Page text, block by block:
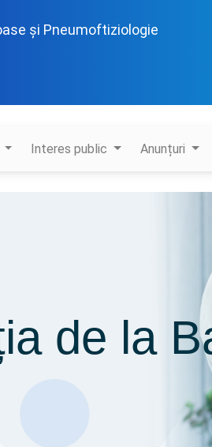
și Pneumoftiziologie
Interes public Anunțuri
de la